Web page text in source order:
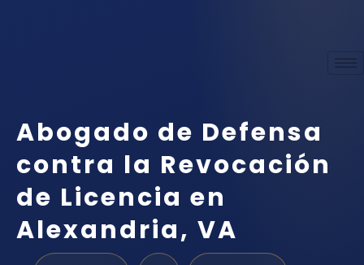
Abogado de Defensa
contra la Revocación
de Licencia en
Alexandria, VA